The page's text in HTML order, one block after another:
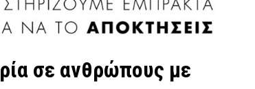
σε ανθρώπους με